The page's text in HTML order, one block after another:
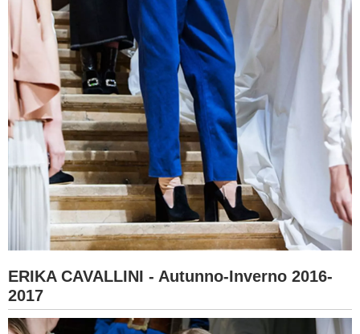
ERIKA CAVALLINI - Autunno-Inverno 2016-
2017